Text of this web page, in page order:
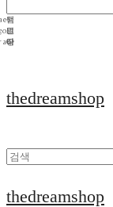
thedreamshop
thedreamshop